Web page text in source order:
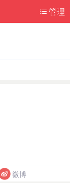
管理
微博